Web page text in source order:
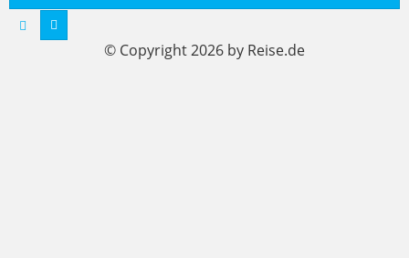
© Copyright 2026 by Reise.de